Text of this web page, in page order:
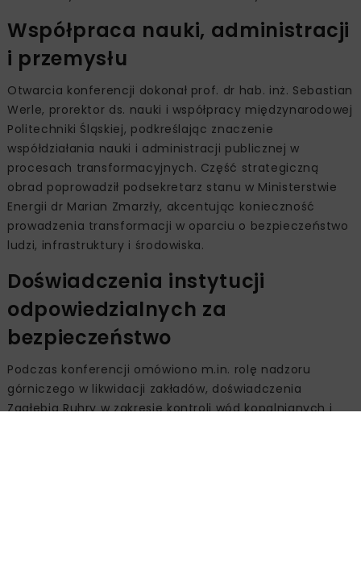
Współpraca nauki, administracji
i przemysłu
Otwarcia konferencji dokonał prof. dr hab. inż. Sebastian
Werle, prorektor ds. nauki i współpracy międzynarodowej
Politechniki Śląskiej, podkreślając znaczenie
współdziałania nauki i administracji publicznej w
procesach transformacyjnych. Część strategiczną
obrad poprowadził podsekretarz stanu w Ministerstwie
Energii dr Marian Zmarzły, akcentując konieczność
prowadzenia transformacji w oparciu o bezpieczeństwo
ludzi, infrastruktury i środowiska.
Doświadczenia instytucji
odpowiedzialnych za
bezpieczeństwo
Podczas konferencji omówiono m.in. rolę nadzoru
górniczego w likwidacji zakładów, doświadczenia
Zagłębia Ruhry w zakresie kontroli wód kopalnianych i